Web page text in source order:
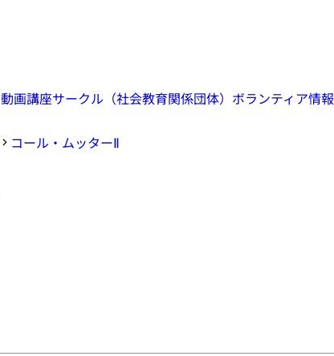
動画講座サークル（社会教育関係団体） ボランティア情報
コール・ムッターⅡ